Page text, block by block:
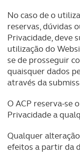
No caso de o
reservas, dúvidas
Privacidade, deve
utilização do
se de prosseguir
quaisquer dados
através da
O ACP reserva-se
Privacidade a
Qualquer
efeitos a partir da